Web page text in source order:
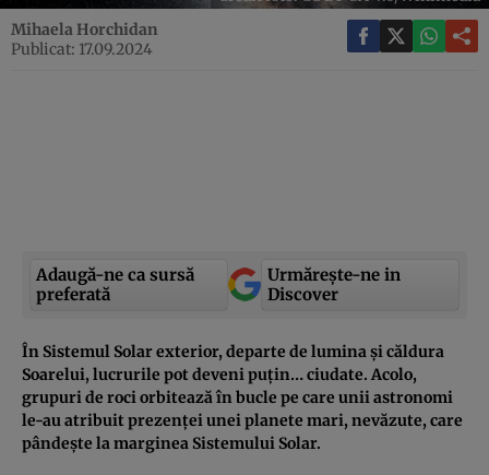
Mihaela Horchidan
Publicat: 17.09.2024
Adaugă-ne ca sursă
preferată
Urmărește-ne in
Discover
În Sistemul Solar exterior, departe de lumina și căldura
Soarelui, lucrurile pot deveni puțin… ciudate. Acolo,
grupuri de roci orbitează în bucle pe care unii astronomi
le-au atribuit prezenței unei planete mari, nevăzute, care
pândește la marginea Sistemului Solar.